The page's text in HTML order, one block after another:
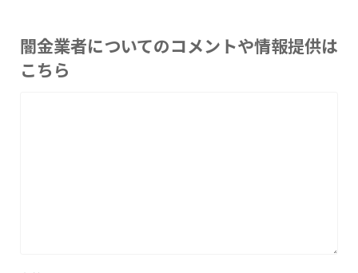
闇金業者についてのコメントや情報提供は
こちら